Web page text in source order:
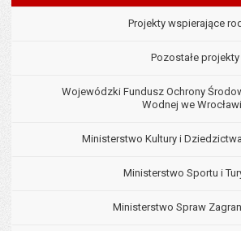
Projekty wspierające
Pozostałe projekty
Wojewódzki Fundusz Ochrony
Wodnej we
Ministerstwo Kultury i
Ministerstwo Sportu i
Ministerstwo Spraw